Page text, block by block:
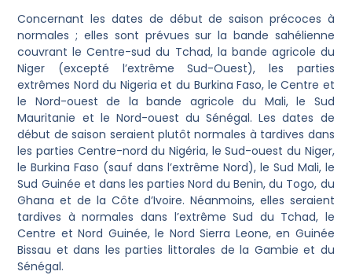
Concernant les dates de début de saison précoces à
normales ; elles sont prévues sur la bande sahélienne
couvrant le Centre-sud du Tchad, la bande agricole du
Niger (excepté l’extrême Sud-Ouest), les parties
extrêmes Nord du Nigeria et du Burkina Faso, le Centre et
le Nord-ouest de la bande agricole du Mali, le Sud
Mauritanie et le Nord-ouest du Sénégal. Les dates de
début de saison seraient plutôt normales à tardives dans
les parties Centre-nord du Nigéria, le Sud-ouest du Niger,
le Burkina Faso (sauf dans l’extrême Nord), le Sud Mali, le
Sud Guinée et dans les parties Nord du Benin, du Togo, du
Ghana et de la Côte d’Ivoire. Néanmoins, elles seraient
tardives à normales dans l’extrême Sud du Tchad, le
Centre et Nord Guinée, le Nord Sierra Leone, en Guinée
Bissau et dans les parties littorales de la Gambie et du
Sénégal.